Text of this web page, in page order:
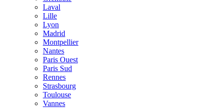
Laval
Lille
Lyon
Madrid
Montpellier
Nantes
Paris Ouest
Paris Sud
Rennes
Strasbourg
Toulouse
Vannes